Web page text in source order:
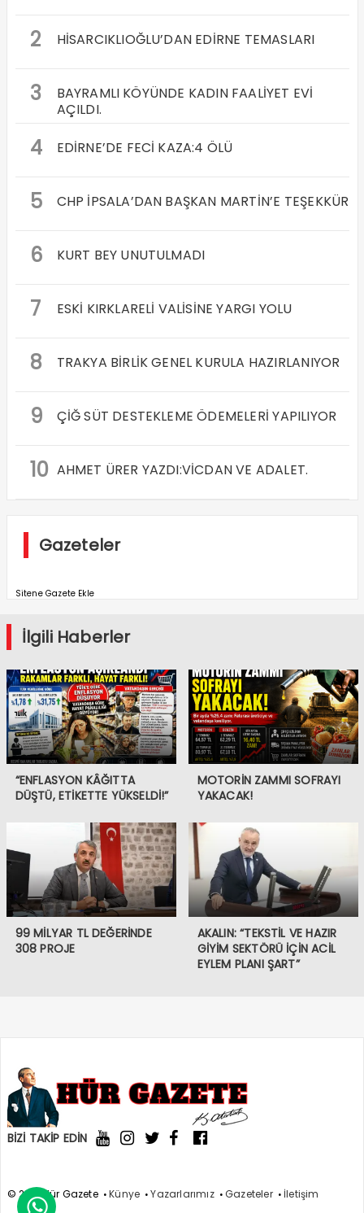
2 HİSARCIKLIOĞLU’DAN EDİRNE TEMASLARI
3
BAYRAMLI KÖYÜNDE KADIN FAALİYET EVİ
AÇILDI.
4 EDİRNE’DE FECİ KAZA:4 ÖLÜ
5 CHP İPSALA’DAN BAŞKAN MARTİN’E TEŞEKKÜR
6 KURT BEY UNUTULMADI
7 ESKİ KIRKLARELİ VALİSİNE YARGI YOLU
8 TRAKYA BİRLİK GENEL KURULA HAZIRLANIYOR
9 ÇİĞ SÜT DESTEKLEME ÖDEMELERİ YAPILIYOR
10 AHMET ÜRER YAZDI:VİCDAN VE ADALET.
Gazeteler
Sitene Gazete Ekle
İlgili Haberler
“ENFLASYON KÂĞITTA
DÜŞTÜ, ETİKETTE YÜKSELDİ!”
MOTORİN ZAMMI SOFRAYI
YAKACAK!
99 MİLYAR TL DEĞERİNDE
308 PROJE
AKALIN: “TEKSTİL VE HAZIR
GİYİM SEKTÖRÜ İÇİN ACİL
EYLEM PLANI ŞART”
BİZİ TAKİP EDİN
© 2021 Hür Gazete Künye Yazarlarımız Gazeteler İletişim
